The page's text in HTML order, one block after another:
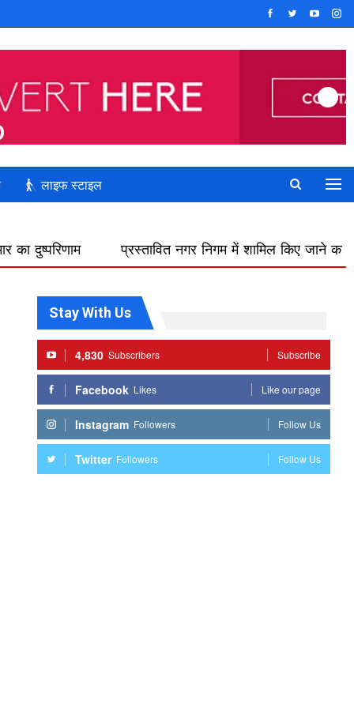
लाइफ स्टाइल
प्रस्तावित नगर निगम में शामिल किए जाने का फिर विरोध,
Stay With Us
4,830 Subscribers Subscribe
Facebook Likes Like our page
Instagram Followers Follow Us
Twitter Followers Follow Us